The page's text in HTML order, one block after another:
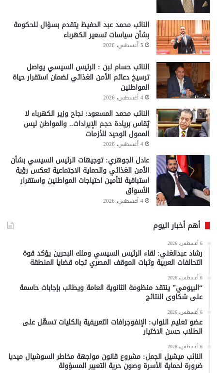
النائب محمد عبد الحفيظ يتقدم بسؤال للحكومة
بشأن سياسات تسعير الكهرباء
5 أغسطس، 2026
النائب حسام لبن : الرئيس السيسي يواصل
ترسيخ دعائم الأمن الغذائي لضمان استقرار حياة
المواطنين
4 أغسطس، 2026
النائب محمد المسعود: نجاح وزير الكهرباء لا
يُقاس بريادة حجم الإيرادات.. والمواطن ليس
الممول الوحيد للأزمات
4 أغسطس، 2026
عادل الجوهري: توجيهات الرئيس السيسي بشأن
الأمن الغذائي والحماية الاجتماعية تعكس رؤية
استباقية لتأمين احتياجات المواطنين واستقرار
الأسواق
4 أغسطس، 2026
أهم أخبار اليوم
6 أغسطس، 2026
رشاد عبدالغني: لقاء الرئيس السيسي وملك البحرين يؤكد قوة
التحالفات العربية وثبات الموقف المصري تجاه قضايا المنطقة
6 أغسطس، 2026
“البيومي” ينتقد منظومة الثانوية العامة ويطالب بإجابات حاسمة
على شكاوى النتائج
6 أغسطس، 2026
عضو تعليم النواب: الإنفوجرافات التعريفية بالكليات تسهّل على
الطلاب حسن الاختيار
6 أغسطس، 2026
النائب ميشيل الجمل: مشروع قانون مواجهة مخاطر السوشيال ميديا
ضرورة لحماية الأسرة وصون حرية التعبير المسؤولة